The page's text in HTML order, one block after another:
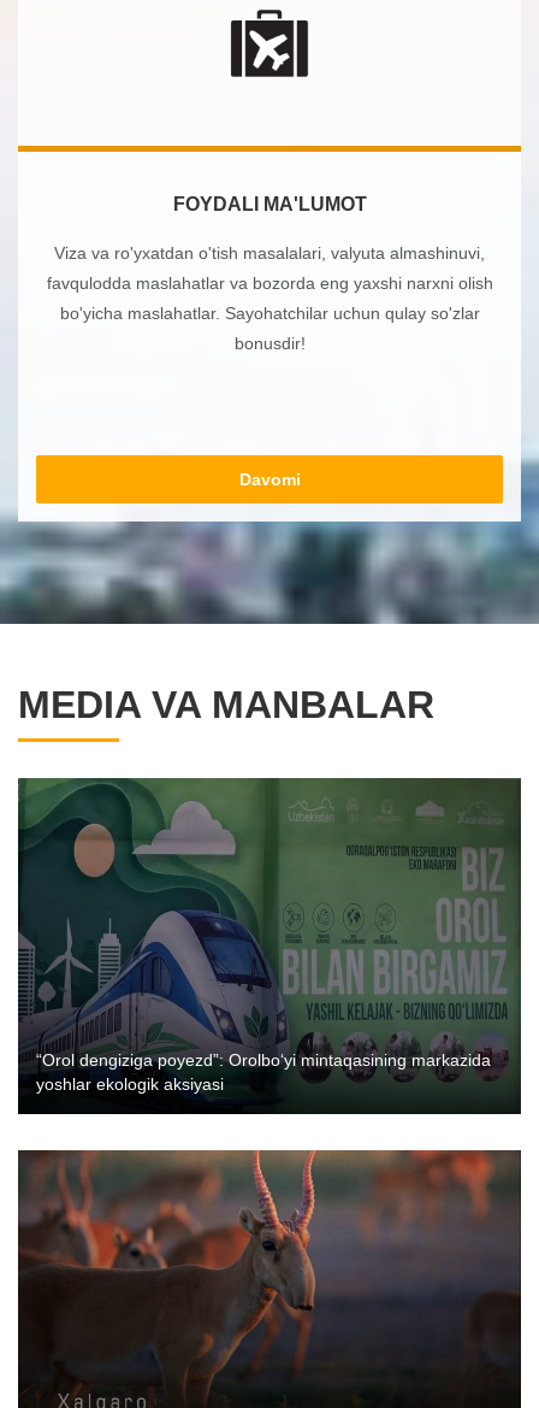
FOYDALI MA'LUMOT
Viza va ro'yxatdan o'tish masalalari, valyuta almashinuvi,
favqulodda maslahatlar va bozorda eng yaxshi narxni olish
bo'yicha maslahatlar. Sayohatchilar uchun qulay so'zlar
bonusdir!
Davomi
MEDIA VA MANBALAR
“Orol dengiziga poyezd”: Orolbo‘yi mintaqasining markazida
yoshlar ekologik aksiyasi